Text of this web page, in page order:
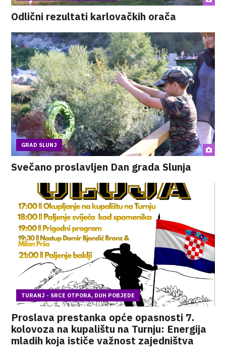
Odlični rezultati karlovačkih orača
GRAD SLUNJ
Svečano proslavljen Dan grada Slunja
TURANJ - SRCE OTPORA, DUH POBJEDE
Proslava prestanka opće opasnosti 7.
kolovoza na kupalištu na Turnju: Energija
mladih koja ističe važnost zajedništva